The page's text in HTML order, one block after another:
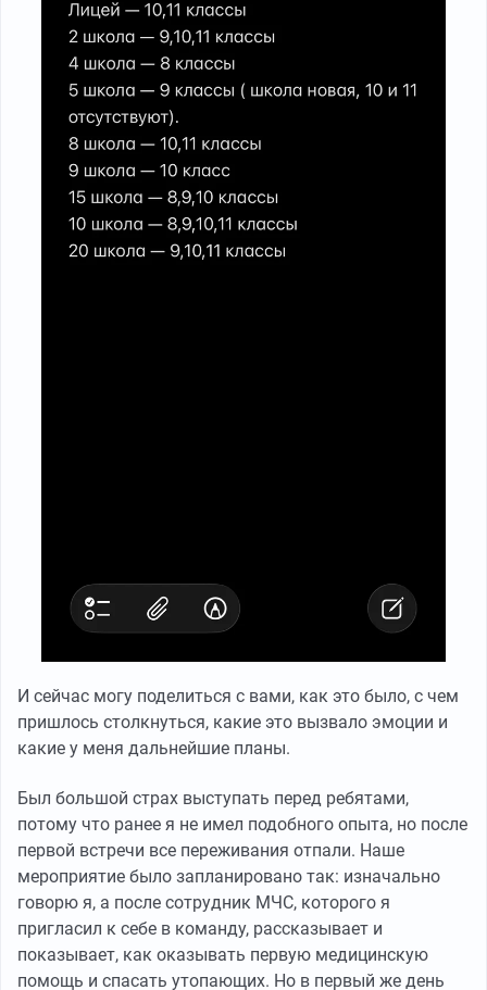
И сейчас могу поделиться с вами, как это было, с чем
пришлось столкнуться, какие это вызвало эмоции и
какие у меня дальнейшие планы.
Был большой страх выступать перед ребятами,
потому что ранее я не имел подобного опыта, но после
первой встречи все переживания отпали. Наше
мероприятие было запланировано так: изначально
говорю я, а после сотрудник МЧС, которого я
пригласил к себе в команду, рассказывает и
показывает, как оказывать первую медицинскую
помощь и спасать утопающих. Но в первый же день